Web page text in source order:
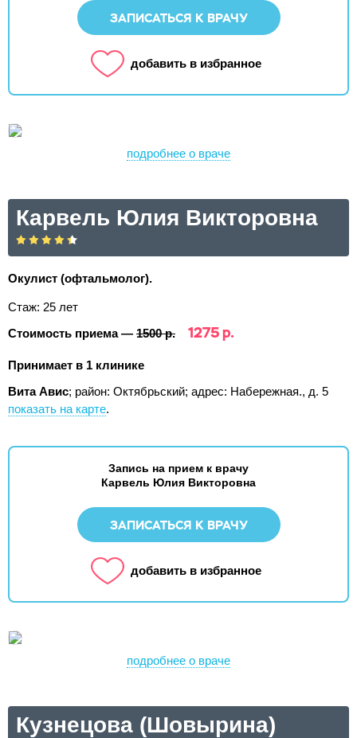
ЗАПИСАТЬСЯ К ВРАЧУ
добавить в избранное
подробнее о враче
Карвель Юлия Викторовна
Окулист (офтальмолог).
Стаж: 25 лет
Стоимость приема — 1500 р. 1275 р.
Принимает в 1 клинике
Вита Авис; район: Октябрьский; адрес: Набережная., д. 5
показать на карте.
Запись на прием к врачу
Карвель Юлия Викторовна
ЗАПИСАТЬСЯ К ВРАЧУ
добавить в избранное
подробнее о враче
Кузнецова (Шовырина)